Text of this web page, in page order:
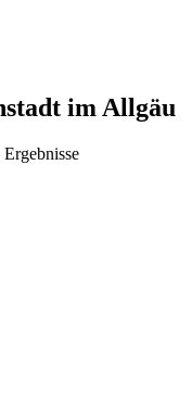
im Allgäu